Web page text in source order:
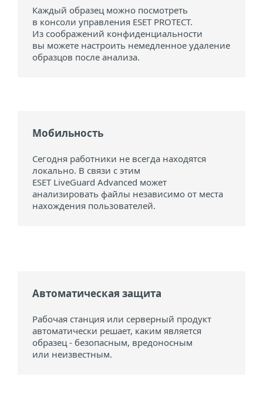
Каждый образец можно посмотреть
в консоли управления ESET PROTECT.
Из соображений конфиденциальности
вы можете настроить немедленное удаление
образцов после анализа.
Мобильность
Сегодня работники не всегда находятся
локально. В связи с этим
ESET LiveGuard Advanced может
анализировать файлы независимо от места
нахождения пользователей.
Автоматическая защита
Рабочая станция или серверный продукт
автоматически решает, каким является
образец - безопасным, вредоносным
или неизвестным.